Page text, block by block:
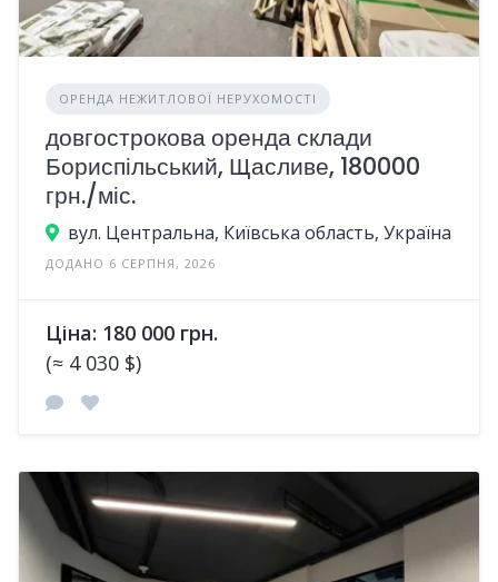
ОРЕНДА НЕЖИТЛОВОЇ НЕРУХОМОСТІ
довгострокова оренда склади
Бориспільський, Щасливе, 180000
грн./міс.
вул. Центральна, Київська область, Україна
ДОДАНО 6 СЕРПНЯ, 2026
Ціна: 180 000 грн.
(≈ 4 030 $)